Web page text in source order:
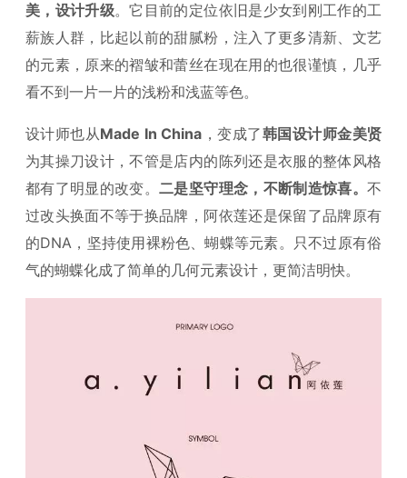
美，设计升级。它目前的定位依旧是少女到刚工作的工
薪族人群，比起以前的甜腻粉，注入了更多清新、文艺
的元素，原来的褶皱和蕾丝在现在用的也很谨慎，几乎
看不到一片一片的浅粉和浅蓝等色。
设计师也从Made In China ，变成了韩国设计师金美贤
为其操刀设计，不管是店内的陈列还是衣服的整体风格
都有了明显的改变。二是坚守理念，不断制造惊喜。不
过改头换面不等于换品牌，阿依莲还是保留了品牌原有
的DNA，坚持使用裸粉色、蝴蝶等元素。只不过原有俗
气的蝴蝶化成了简单的几何元素设计，更简洁明快。